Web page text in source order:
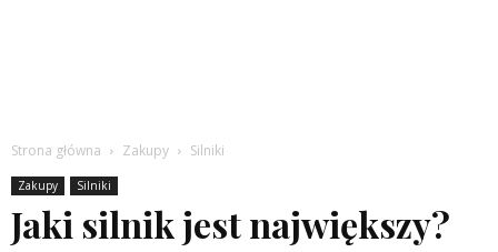
Strona główna Zakupy Silniki
Zakupy Silniki
Jaki silnik jest największy?